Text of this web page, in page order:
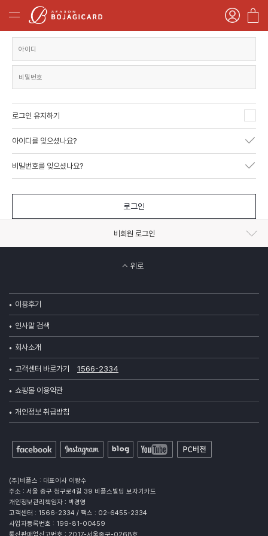
로그인 유지하기
아이디를 잊으셨나요?
비밀번호를 잊으셨나요?
로그인
비회원 로그인
위로
이용후기
인사말 검색
회사소개
고객센터 바로가기 1566-2334
쇼핑몰 이용약관
개인정보 취급방침
(주)비플스 : 대표이사 이왕수
주소 : 서울 중구 청구로4길 39 비플스빌딩 보자기카드
개인정보관리책임자 : 박경영
고객센터 : 1566-2334 / 팩스 : 02-6455-2334
사업자등록번호 : 199-81-00459